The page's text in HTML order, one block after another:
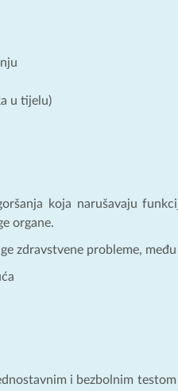
u tijelu)
koja narušavaju
organe.
zdravstvene probleme,
i bezbolnim